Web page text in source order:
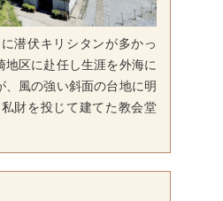
潜伏キリシタンが多かっ
地区に赴任し生涯を外海に
、風の強い斜面の台地に明
財を投じて建てた教会堂